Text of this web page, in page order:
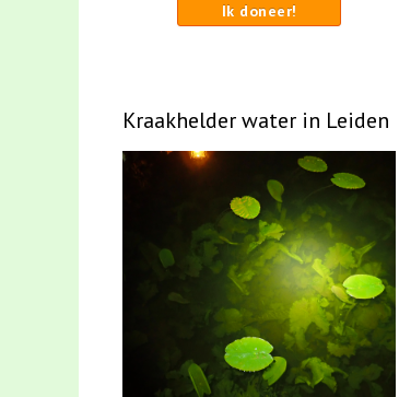
Ik doneer!
Kraakhelder water in Leiden